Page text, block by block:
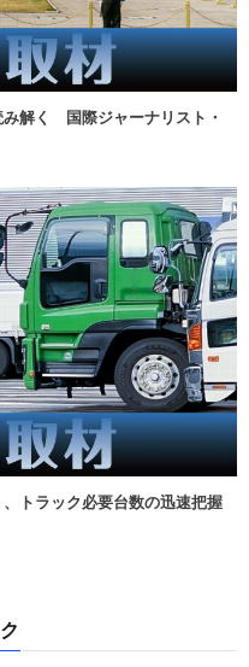
み解く 国際ジャーナリスト・
トラック必要台数の迅速把握